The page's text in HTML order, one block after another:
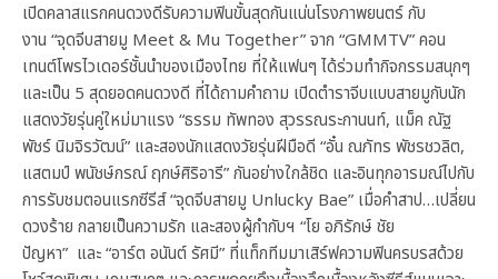
เปิดคลาสแรกคนดวงดีรับความฟินขั้นสุดกันแน่นโรงภาพยนตร์ กับ
งาน “จุดจีบสายมู Meet & Mu Together” จาก “GMMTV” คอน
เทนต์โพรไวเดอร์ชั้นนำของเมืองไทย ที่ให้แฟนๆ ได้ร่วมทำกิจกรรมสนุกๆ
และเป็น 5 สุดยอดคนดวงดี ที่ได้ถามคำถาม เปิดตำราจีบแบบสายมูกับนัก
แสดงวัยรุ่นคู่ใหม่มาแรง “ธรรม ทัพทอง สุวรรณระกานนท์, แม็ค ณัฐ
พัชร์ นิมจิรวัฒน์” และสองนักแสดงวัยรุ่นฝีมือดี “อั๋น ณภัทร พัชรชวลิต,
แสตมป์ พนัชษ์กรณ์ ฤกษ์ศิริอารี” กันอย่างใกล้ชิด และอินทุกอารมณ์ไปกับ
การรับชมตอนแรกซีรีส์ “จุดจีบสายมู Unlucky Bae” เมื่อคำสาป…เปลี่ยน
ดวงร้าย กลายเป็นความรัก และสองผู้กำกับฯ “โย อภิรักษ์ ชัย
ปัญหา” และ “อาร์ต อนันต์ รัศมี” ที่แท็กทีมมาเสิร์ฟความฟินครบรสด้วย